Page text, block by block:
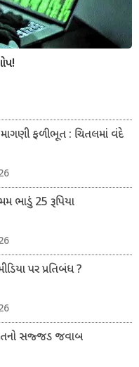
માગણી ફળીભૂત : ચિતલમાં વંદે
ભાડું 25 રૂપિયા
પર પ્રતિબંધ ?
સજ્જડ જવાબ